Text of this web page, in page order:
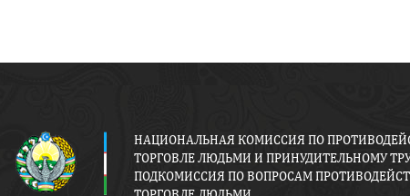
НАЦИОНАЛЬНАЯ КОМИССИЯ ПО
ТОРГОВЛЕ ЛЮДЬМИ И ПРИНУДИТЕЛЬНОМУ
ПОДКОМИССИЯ ПО ВОПРОСАМ